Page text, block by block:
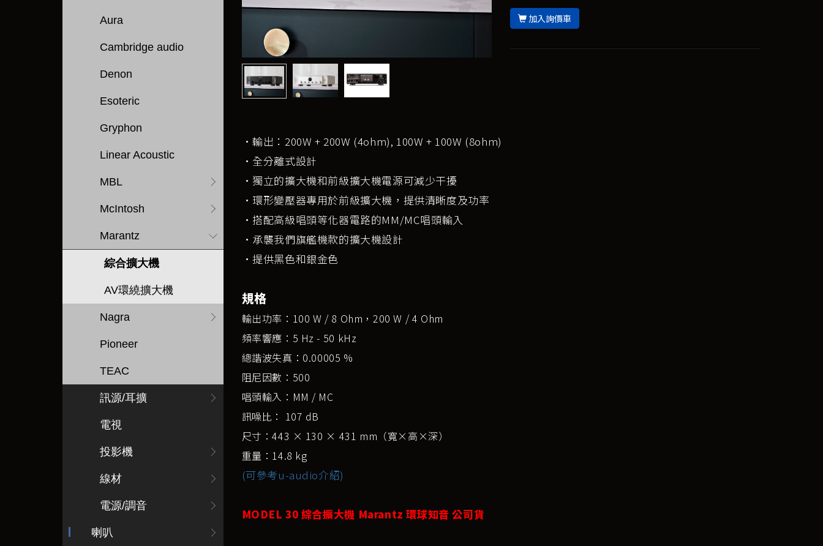
Aura
Cambridge audio
Denon
Esoteric
Gryphon
Linear Acoustic
MBL
McIntosh
Marantz
綜合擴大機
AV環繞擴大機
Nagra
Pioneer
TEAC
訊源/耳擴
電視
投影機
線材
電源/調音
喇叭
加入詢價車
·輸出：200W + 200W (4ohm), 100W + 100W (8ohm)
·全分離式設計
·獨立的擴大機和前級擴大機電源可減少干擾
·環形變壓器專用於前級擴大機，提供清晰度及功率
·搭配高級唱頭等化器電路的MM/MC唱頭輸入
·承襲我們旗艦機款的擴大機設計
·提供黑色和銀金色
規格
輸出功率：100 W / 8 Ohm，200 W / 4 Ohm
頻率響應：5 Hz - 50 kHz
總諧波失真：0.00005 %
阻尼因數：500
唱頭輸入：MM / MC
訊噪比： 107 dB
尺寸：443 × 130 × 431 mm（寬×高×深）
重量：14.8 kg
(可參考u-audio介紹)
MODEL 30 綜合擴大機 Marantz 環球知音 公司貨